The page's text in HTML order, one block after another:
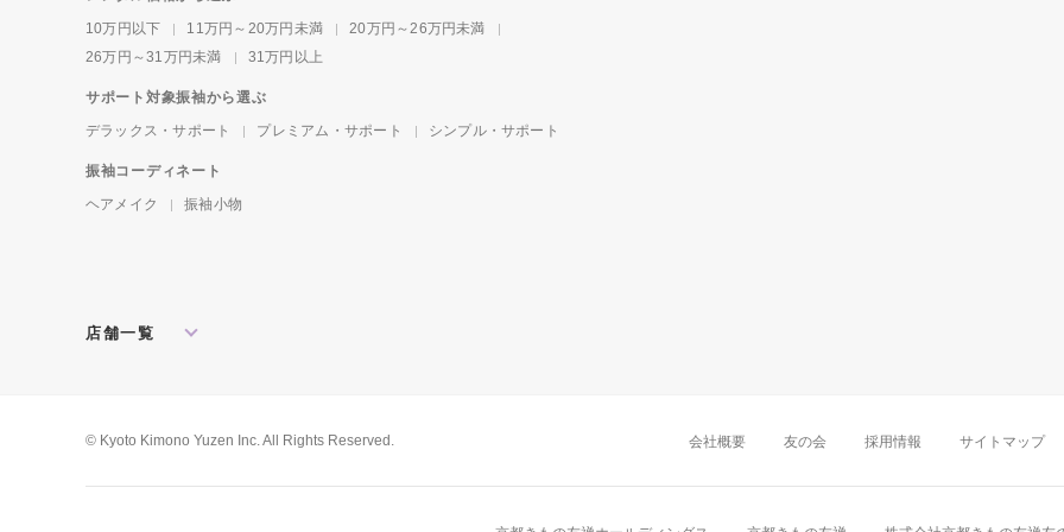
10万円以下
11万円～20万円未満
20万円～26万円未満
26万円～31万円未満
31万円以上
サポート対象振袖から選ぶ
デラックス・サポート
プレミアム・サポート シンプル・サポート
振袖コーディネート
ヘアメイク
振袖小物
店舗一覧
松戸店
東京本館 新宿店
八王子店
近畿
大阪難波店 京
岡山店 広島店
© Kyoto Kimono Yuzen Inc. All Rights Reserved. 会社概要 友の会 採用情報 サイトマップ